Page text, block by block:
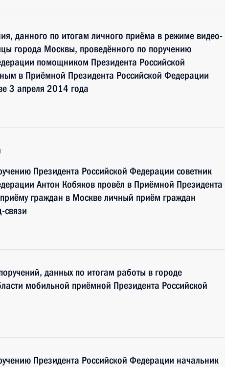
данного по итогам личного приёма в режиме видео-
города Москвы, проведённого по поручению
помощником Президента Российской
в Приёмной Президента Российской Федерации
3 апреля 2014 года
Президента Российской Федерации советник
Антон Кобяков провёл в Приёмной Президента
граждан в Москве личный приём граждан
связи
данных по итогам работы в городе
мобильной приёмной Президента Российской
Президента Российской Федерации начальник